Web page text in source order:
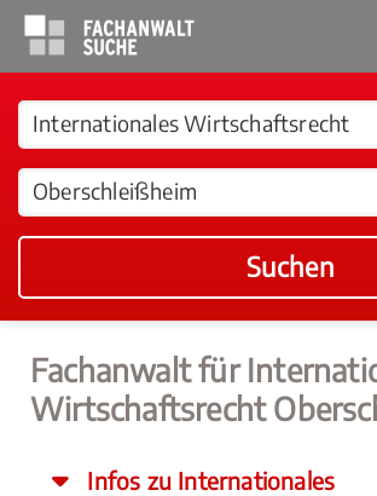
Suchen
Fachanwalt für
Wirtschaftsrecht
Infos zu Internationales